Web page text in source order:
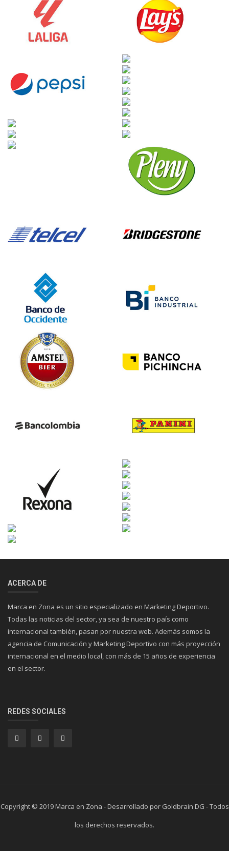
ACERCA DE
Marca en Zona es un sitio especializado en Marketing Deportivo.
Todas las noticias del sector, ya sea de nuestro país como
internacional también, pasan por nuestra web. Además somos la
agencia de Comunicación y Marketing Deportivo con más proyección
internacional en el medio local, con más de 15 años de experiencia
en el sector.
REDES SOCIALES
Copyright © 2019 Marca en Zona - Desarrollado por Goldbrain DG - Todos
los derechos reservados.